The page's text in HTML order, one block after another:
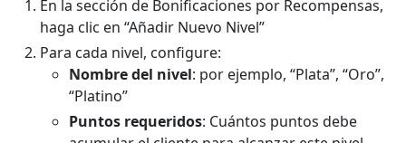
En la sección de Bonificaciones por Recompensas,
haga clic en “Añadir Nuevo Nivel”
Para cada nivel, configure:
Nombre del nivel: por ejemplo, “Plata”, “Oro”,
“Platino”
Puntos requeridos: Cuántos puntos debe